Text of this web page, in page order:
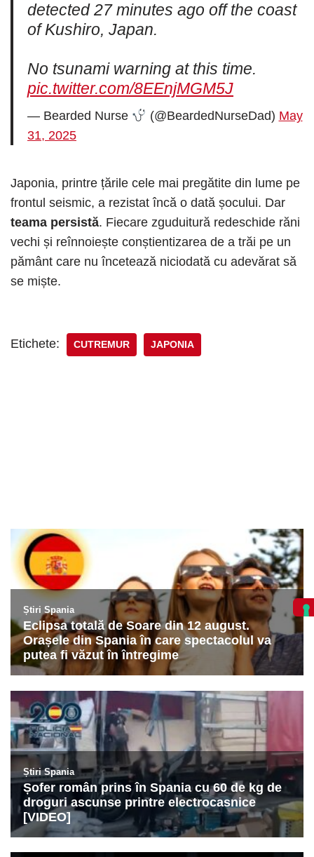
detected 27 minutes ago off the coast
of Kushiro, Japan.
No tsunami warning at this time.
pic.twitter.com/8EEnjMGM5J
— Bearded Nurse (@BeardedNurseDad) May
31, 2025
Japonia, printre țările cele mai pregătite din lume pe
frontul seismic, a rezistat încă o dată șocului. Dar
teama persistă. Fiecare zguduitură redeschide răni
vechi și reînnoiește conștientizarea de a trăi pe un
pământ care nu încetează niciodată cu adevărat să
se miște.
Etichete: CUTREMUR JAPONIA